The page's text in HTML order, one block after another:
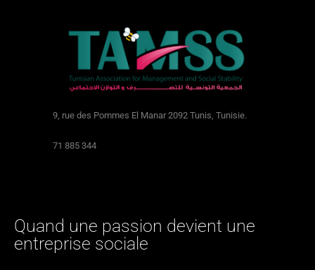
9, rue des Pommes El Manar 2092 Tunis, Tunisie.
71 885 344
Quand une passion devient une
entreprise sociale